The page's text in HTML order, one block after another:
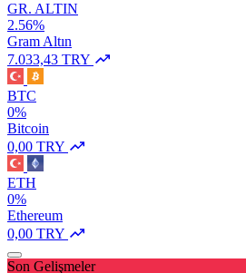
GR. ALTIN
2.56%
Gram Altın
7.033,43 TRY
BTC
0%
Bitcoin
0,00 TRY
ETH
0%
Ethereum
0,00 TRY
Son Gelişmeler